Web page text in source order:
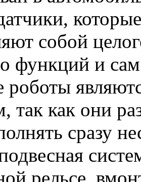
собой
функций и
роботы
так как они
сразу
рельсе,